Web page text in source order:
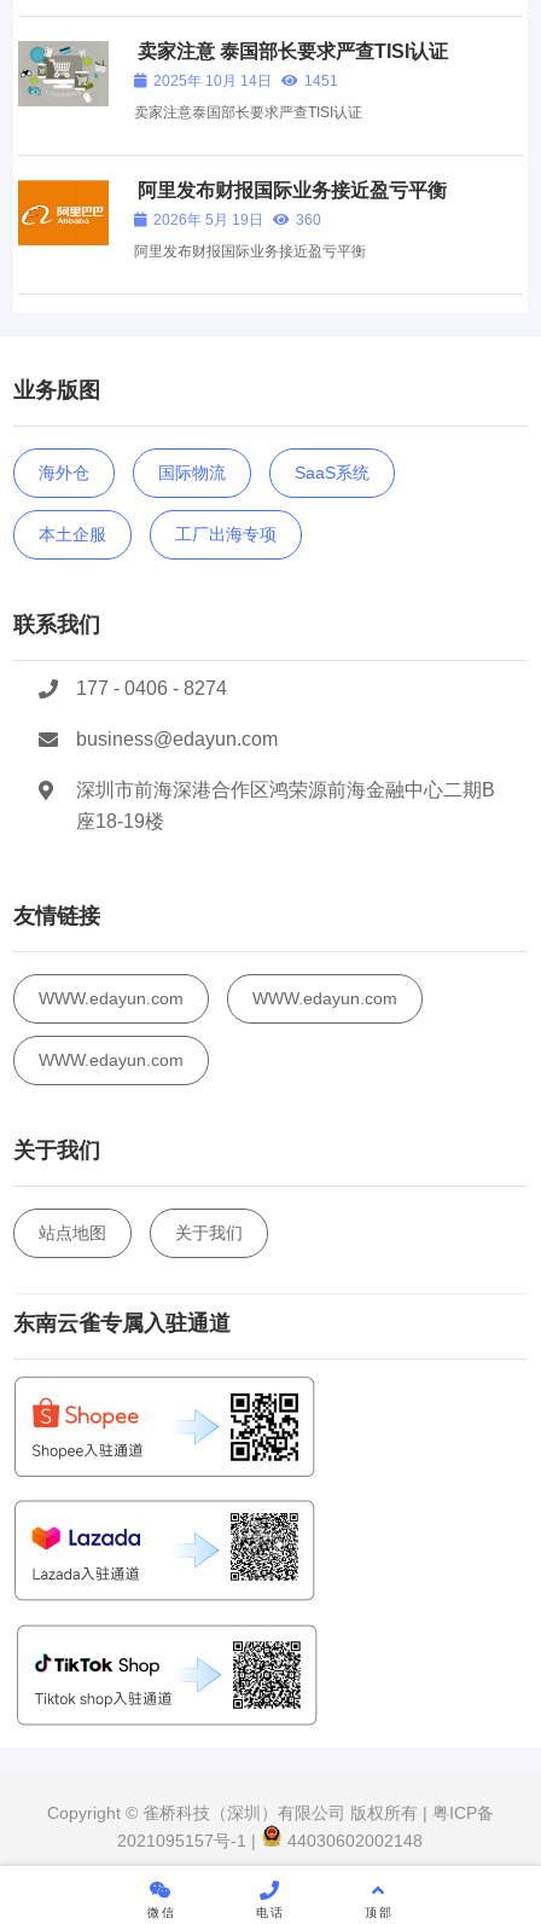
卖家注意 泰国部长要求严查TISI认证
2025年 10月 14日
1451
卖家注意泰国部长要求严查TISI认证
阿里发布财报国际业务接近盈亏平衡
2026年 5月 19日
360
阿里发布财报国际业务接近盈亏平衡
业务版图
海外仓 国际物流 SaaS系统
本土企服 工厂出海专项
联系我们
177 - 0406 - 8274
business@edayun.com
深圳市前海深港合作区鸿荣源前海金融中心二期B
座18-19楼
友情链接
WWW.edayun.com WWW.edayun.com
WWW.edayun.com
关于我们
站点地图 关于我们
东南云雀专属入驻通道
Copyright © 雀桥科技（深圳）有限公司 版权所有 | 粤ICP备
2021095157号-1 | 44030602002148
微信 电话 顶部